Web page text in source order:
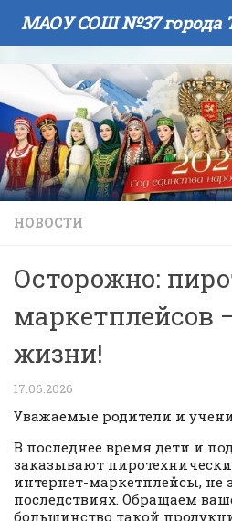
Skip to content
МАОУ СОШ №37 города
НОВОСТИ
Осторожно:
маркетплейсов
жизни!
17.06.2026
Уважаемые родители и
В последнее время дети и
заказывают
интернет-маркетплейсы, не
последствиях. Обращаем
большинство такой